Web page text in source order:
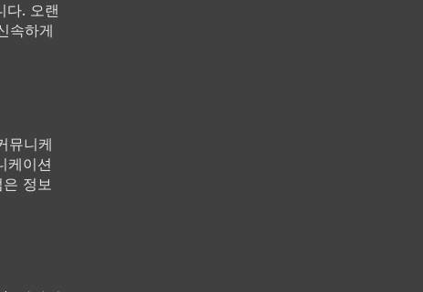
다. 오랜
속하게
뮤니케
케이션
정보